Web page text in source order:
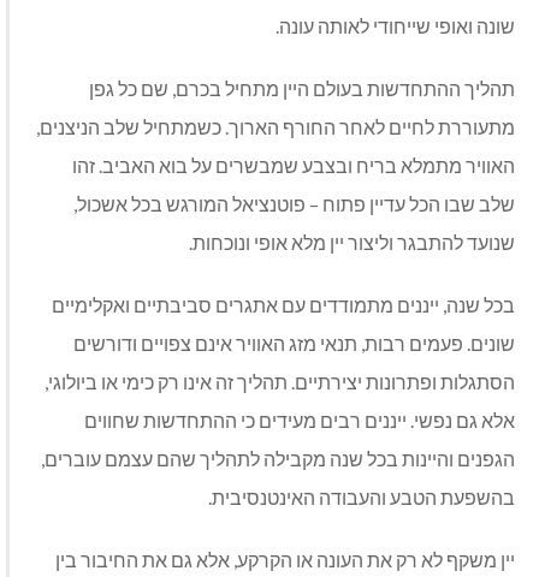
שונה ואופי שייחודי לאותה עונה.
תהליך ההתחדשות בעולם היין מתחיל בכרם, שם כל גפן
מתעוררת לחיים לאחר החורף הארוך. כשמתחיל שלב הניצנים,
האוויר מתמלא בריח ובצבע שמבשרים על בוא האביב. זהו
שלב שבו הכל עדיין פתוח – פוטנציאל המורגש בכל אשכול,
שנועד להתבגר וליצור יין מלא אופי ונוכחות.
בכל שנה, ייננים מתמודדים עם אתגרים סביבתיים ואקלימיים
שונים. פעמים רבות, תנאי מזג האוויר אינם צפויים ודורשים
הסתגלות ופתרונות יצירתיים. תהליך זה אינו רק כימי או ביולוגי,
אלא גם נפשי. ייננים רבים מעידים כי ההתחדשות שחווים
הגפנים והיינות בכל שנה מקבילה לתהליך שהם עצמם עוברים,
בהשפעת הטבע והעבודה האינטנסיבית.
יין משקף לא רק את העונה או הקרקע, אלא גם את החיבור בין